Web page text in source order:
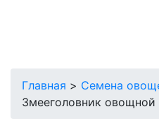
Главная > Семена
Змееголовник овощной